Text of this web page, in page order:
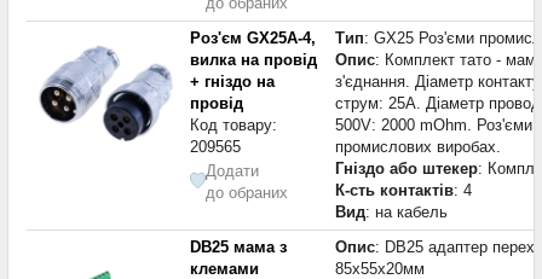
Роз'єм GX25A-4,
вилка на провід
+ гніздо на
провід
Код товару:
209565
Додати
до обраних
Тип: GX25 Роз'єми
Опис: Комплект тато - мама
з'єднання. Діаметр
струм: 25A. Діаметр
500V: 2000 mOhm. Роз'єми
промислових виробах.
Гніздо або штекер:
К-сть контактів: 4
Вид: на кабель
DB25 мама з
клемами
Опис: DB25 адаптер
85x55x20мм